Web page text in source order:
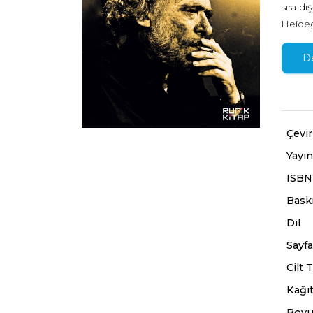
sıra
daha
ISBN
Dil
Sayfa
Cilt